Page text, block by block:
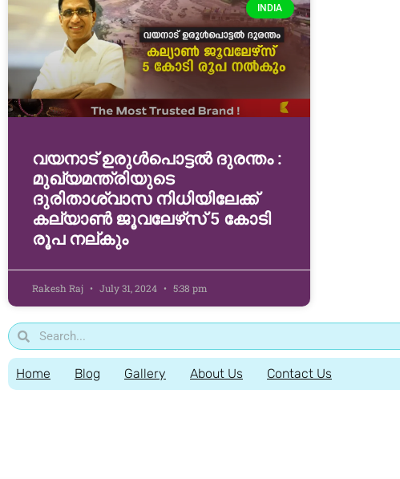
INDIA
വയനാട് ഉരുള്‍പൊട്ടൽ ദുരന്തം :
മുഖ്യമന്ത്രിയുടെ
ദുരിതാശ്വാസ നിധിയിലേക്ക്
കല്യാണ്‍ ജൂവലേഴ്‌സ് 5 കോടി
രൂപ നല്‌കും
Rakesh Raj July 31, 2024 5:38 pm
Home Blog Gallery About Us Contact Us